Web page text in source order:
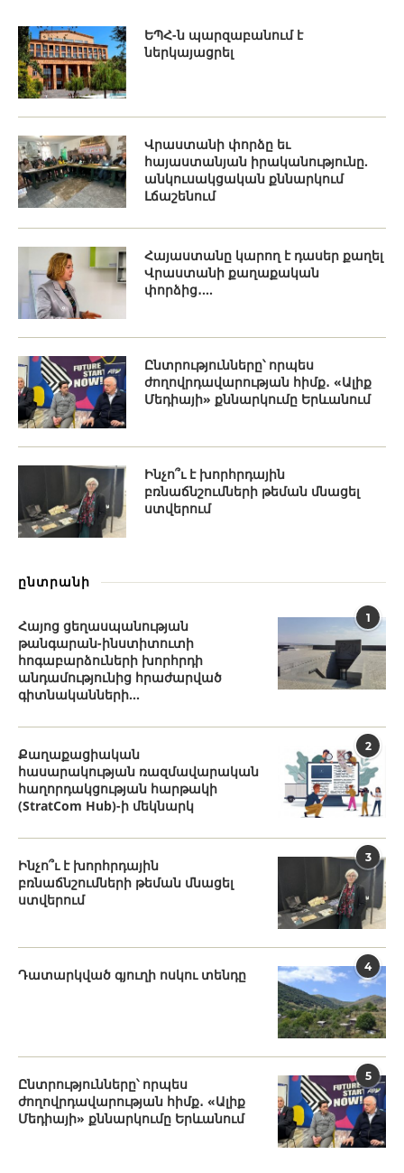
ԵՊՀ-ն պարզաբանում է
ներկայացրել
Վրաստանի փորձը եւ
հայաստանյան իրականությունը.
անկուսակցական քննարկում
Լճաշենում
Հայաստանը կարող է դասեր քաղել
Վրաստանի քաղաքական
փորձից․...
Ընտրությունները՝ որպես
ժողովրդավարության հիմք․ «Ալիք
Մեդիայի» քննարկումը Երևանում
Ինչո՞ւ է խորհրդային
բռնաճնշումների թեման մնացել
ստվերում
ընտրանի
1
Հայոց ցեղասպանության
թանգարան-ինստիտուտի
հոգաբարձուների խորհրդի
անդամությունից հրաժարված
գիտնականների...
2
Քաղաքացիական
հասարակության ռազմավարական
հաղորդակցության հարթակի
(StratCom Hub)-ի մեկնարկ
3
Ինչո՞ւ է խորհրդային
բռնաճնշումների թեման մնացել
ստվերում
4
Դատարկված գյուղի ոսկու տենդը
5
Ընտրությունները՝ որպես
ժողովրդավարության հիմք․ «Ալիք
Մեդիայի» քննարկումը Երևանում